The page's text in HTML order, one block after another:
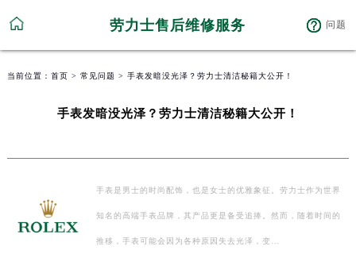
劳力士售后维修服务 问题
当前位置： 首页 > 常见问题 > 手表发暗没光泽？劳力士清洁秘籍大公开！
手表发暗没光泽？劳力士清洁秘籍大公开！
手表是男士的时尚配饰，也是女士的优雅象征。劳力士作为世界
知名的高端手表品牌，其产品更是备受追捧。然而，随着时间的
推移，手表可能会因为各种原因失去光泽，变…